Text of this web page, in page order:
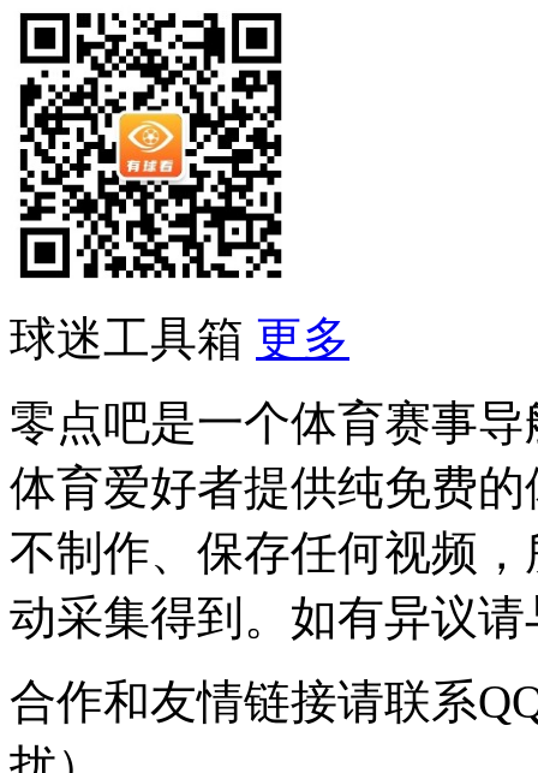
球迷工具箱 更多
零点吧是一个体育赛事
体育爱好者提供纯免费
不制作、保存任何视频
动采集得到。如有异议
合作和友情链接请联系